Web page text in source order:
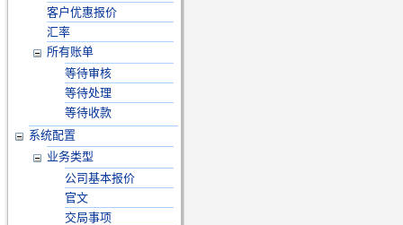
客户优惠报价
汇率
所有账单
等待审核
等待处理
等待收款
系统配置
业务类型
公司基本报价
官文
交局事项